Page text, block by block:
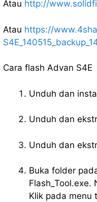
Atau http://
Atau https://
Cara flash Advan S4E
Unduh dan
Unduh dan
Unduh dan
Buka folder
Flash_Tool.exe.
Klik pada menu